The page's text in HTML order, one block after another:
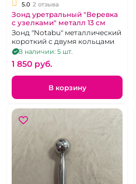
5.0 2 отзыва
Зонд уретральный "Веревка
с узелками" металл 13 см
Зонд "Notabu" металлический
короткий с двумя кольцами
В наличии: 5 шт.
1 850 pуб.
В корзину